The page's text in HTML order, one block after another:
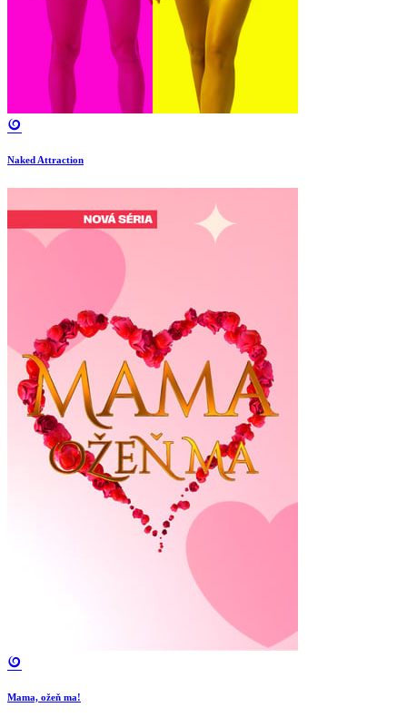
Naked Attraction
Mama, ožeň ma!